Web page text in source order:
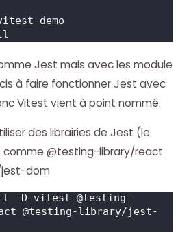
demo
Jest mais avec les module
à faire fonctionner Jest avec
Vitest vient à point nommé.
des librairies de Jest (le
@testing-library/react
dom
-D vitest @testing-
@testing-library/jest-